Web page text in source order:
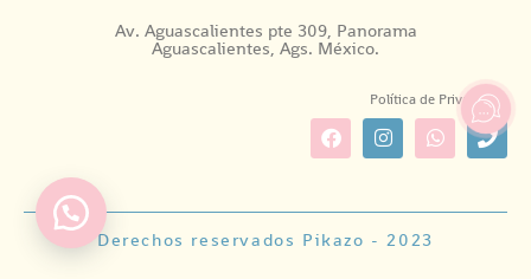
Av. Aguascalientes pte 309, Panorama
Aguascalientes, Ags. México.
Política de Privacidad.
Derechos reservados Pikazo - 2023